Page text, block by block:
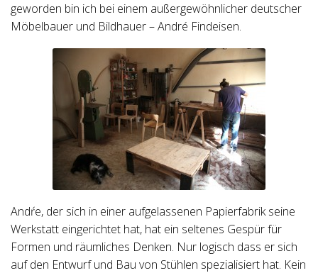
geworden bin ich bei einem außergewöhnlicher deutscher
Möbelbauer und Bildhauer – André Findeisen.
Andŕe, der sich in einer aufgelassenen Papierfabrik seine
Werkstatt eingerichtet hat, hat ein seltenes Gespür für
Formen und räumliches Denken. Nur logisch dass er sich
auf den Entwurf und Bau von Stühlen spezialisiert hat. Kein